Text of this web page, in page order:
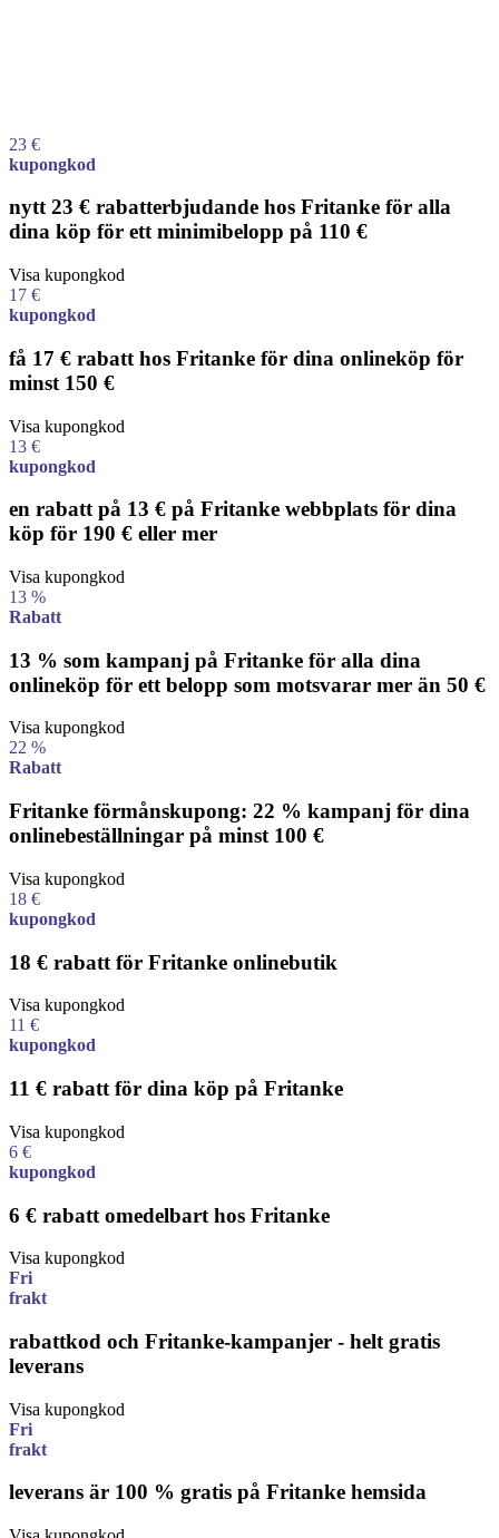
23 €
kupongkod
nytt 23 € rabatterbjudande hos Fritanke för alla
dina köp för ett minimibelopp på 110 €
Visa kupongkod
17 €
kupongkod
få 17 € rabatt hos Fritanke för dina onlineköp för
minst 150 €
Visa kupongkod
13 €
kupongkod
en rabatt på 13 € på Fritanke webbplats för dina
köp för 190 € eller mer
Visa kupongkod
13 %
Rabatt
13 % som kampanj på Fritanke för alla dina
onlineköp för ett belopp som motsvarar mer än 50 €
Visa kupongkod
22 %
Rabatt
Fritanke förmånskupong: 22 % kampanj för dina
onlinebeställningar på minst 100 €
Visa kupongkod
18 €
kupongkod
18 € rabatt för Fritanke onlinebutik
Visa kupongkod
11 €
kupongkod
11 € rabatt för dina köp på Fritanke
Visa kupongkod
6 €
kupongkod
6 € rabatt omedelbart hos Fritanke
Visa kupongkod
Fri
frakt
rabattkod och Fritanke-kampanjer - helt gratis
leverans
Visa kupongkod
Fri
frakt
leverans är 100 % gratis på Fritanke hemsida